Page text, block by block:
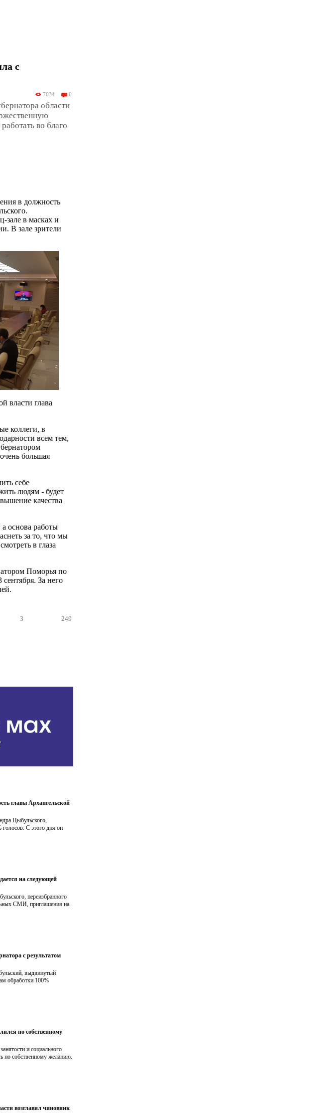
с
7034 0
области
во благо
в должность
зале в масках и
В зале зрители
власти глава
коллеги, в
всем тем,
большая
себе
людям - будет
качества
основа работы
за то, что мы
в глаза
Поморья по
За него
3 249
главы Архангельской
Цыбульского,
голосов. С этого дня он
на следующей
переизбранного
СМИ, приглашения на
с результатом
выдвинутый
обработки 100%
по собственному
и социального
по собственному желанию.
возглавил чиновник